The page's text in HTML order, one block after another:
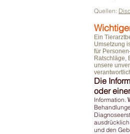
Quellen:
Ein
Umsetzung
für
Ratschläge,
unsere
Die
oder
Information.
ausdrücklich
und den